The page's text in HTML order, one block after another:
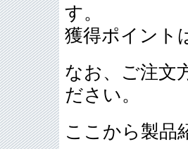
す。
獲得ポイント
なお、ご注文
ださい。
ここから製品